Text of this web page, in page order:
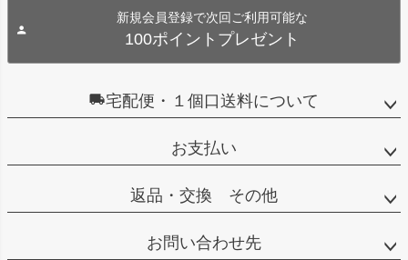
新規会員登録で次回ご利用可能な
100ポイントプレゼント
宅配便・１個口送料について
お支払い
返品・交換 その他
お問い合わせ先